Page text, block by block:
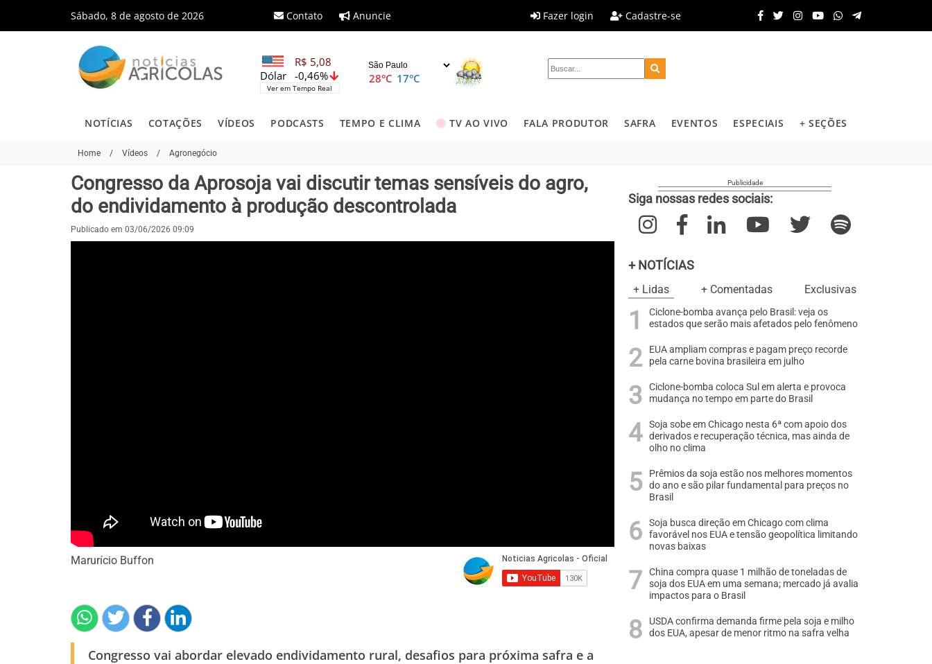
Sábado, 8 de agosto de 2026 Contato Anuncie Fazer login Cadastre-se
R$ 5,08
-0,46%
Dólar
Ver em Tempo Real
28°C 17°C
NOTÍCIAS COTAÇÕES VÍDEOS PODCASTS TEMPO E CLIMA TV AO VIVO FALA PRODUTOR SAFRA EVENTOS ESPECIAIS + SEÇÕES
Home / Vídeos / Agronegócio
Congresso da Aprosoja vai discutir temas sensíveis do agro,
do endividamento à produção descontrolada
Publicado em 03/06/2026 09:09
Marurício Buffon
Congresso vai abordar elevado endividamento rural, desafios para próxima safra e a
Siga nossas redes sociais:
+ NOTÍCIAS
+ Lidas + Comentadas Exclusivas
Ciclone-bomba avança pelo Brasil: veja os
estados que serão mais afetados pelo fenômeno
EUA ampliam compras e pagam preço recorde
pela carne bovina brasileira em julho
Ciclone-bomba coloca Sul em alerta e provoca
mudança no tempo em parte do Brasil
Soja sobe em Chicago nesta 6ª com apoio dos
derivados e recuperação técnica, mas ainda de
olho no clima
Prêmios da soja estão nos melhores momentos
do ano e são pilar fundamental para preços no
Brasil
Soja busca direção em Chicago com clima
favorável nos EUA e tensão geopolítica limitando
novas baixas
China compra quase 1 milhão de toneladas de
soja dos EUA em uma semana; mercado já avalia
impactos para o Brasil
USDA confirma demanda firme pela soja e milho
dos EUA, apesar de menor ritmo na safra velha